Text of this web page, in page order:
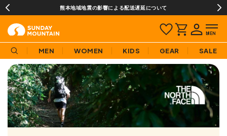
¥3,980(税込)以上のご購入で送料無料!
MEN WOMEN KIDS GEAR SALE